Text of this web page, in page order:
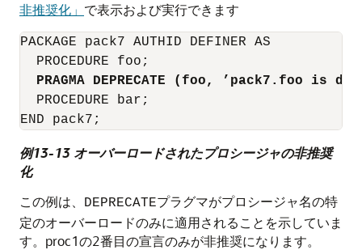
非推奨化」 で表示および実行できます
PACKAGE pack7 AUTHID DEFINER AS
  PROCEDURE foo;
PRAGMA DEPRECATE (foo, ’pack7.foo is
  PROCEDURE bar;
例13-13 オーバーロードされたプロシージャの非推奨
化
この例は、
DEPRECATEプラグマがプロシージャ名の特
定のオーバーロードのみに適用されることを示していま
す。proc1の2番目の宣言のみが非推奨になります。